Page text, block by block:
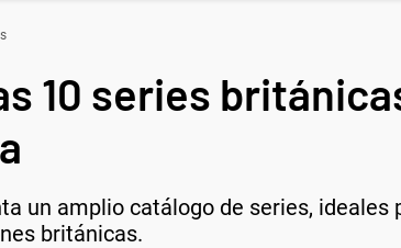
10 series
un amplio catálogo de series,
británicas.